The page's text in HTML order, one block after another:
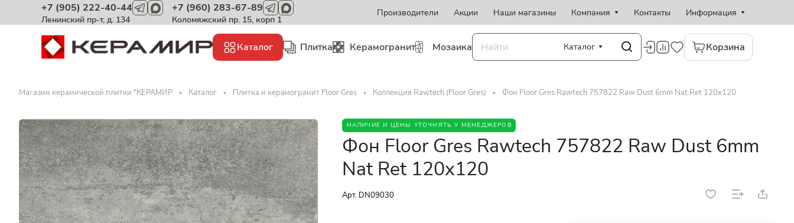
+7 (905) 222-40-44
Ленинский пр-т, д. 134
+7 (960) 283-67-89
Коломяжский пр. 15, корп 1
Производители Акции Наши магазины Компания Контакты Информация
Каталог Плитка Керамогранит Мозаика Каталог Корзина
Магазин керамической плитки "КЕРАМИР Каталог Плитка и керамогранит Floor Gres Коллекция Rawtech (Floor Gres) Фон Floor Gres Rawtech 757822 Raw Dust 6mm Nat Ret 120x120
НАЛИЧИЕ И ЦЕНЫ УТОЧНЯТЬ У МЕНЕДЖЕРОВ
Фон Floor Gres Rawtech 757822 Raw Dust 6mm
Nat Ret 120x120
Арт. DN09030